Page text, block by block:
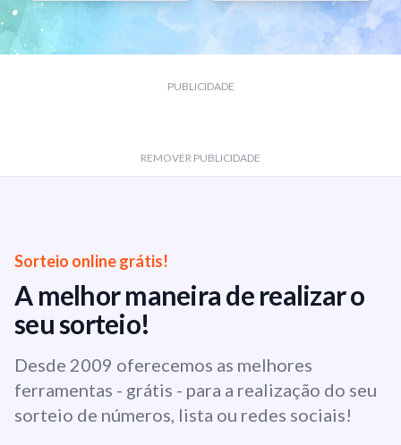
PUBLICIDADE
REMOVER PUBLICIDADE
Sorteio online grátis!
A melhor maneira de realizar o
seu sorteio!
Desde 2009 oferecemos as melhores
ferramentas - grátis - para a realização do seu
sorteio de números, lista ou redes sociais!